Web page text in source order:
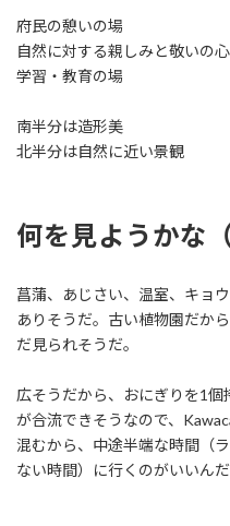
府民の憩いの場
自然に対する親しみと敬いの
学習・教育の場
南半分は造形美
北半分は自然に近い景観
何を見ようかな
菖蒲、あじさい、温室、キョ
ありそうだ。古い植物園だか
だ見られそうだ。
広そうだから、おにぎりを1
が合流できそうなので、
混むから、中途半端な時間（
ない時間）に行くのがいいんだ